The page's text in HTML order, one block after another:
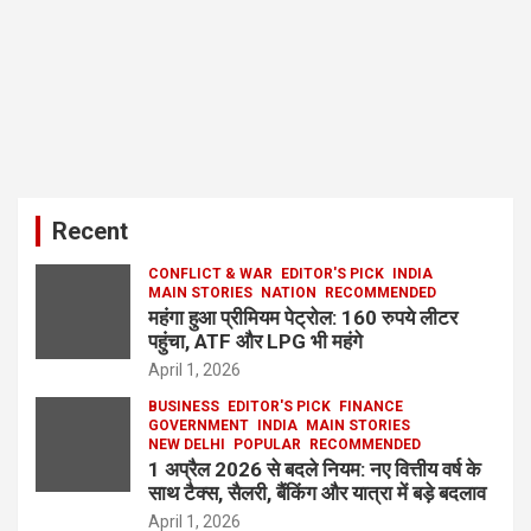
Recent
CONFLICT & WAR EDITOR'S PICK
INDIA
MAIN STORIES
NATION RECOMMENDED
महंगा हुआ प्रीमियम पेट्रोल: 160 रुपये लीटर
पहुंचा, ATF और LPG भी महंगे
April 1, 2026
BUSINESS EDITOR'S PICK
FINANCE
GOVERNMENT
INDIA
MAIN STORIES
NEW DELHI
POPULAR RECOMMENDED
1 अप्रैल 2026 से बदले नियम: नए वित्तीय वर्ष के
साथ टैक्स, सैलरी, बैंकिंग और यात्रा में बड़े बदलाव
April 1, 2026